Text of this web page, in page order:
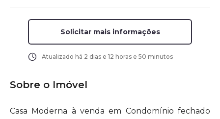
Solicitar mais informações
Atualizado há 2 dias e 12 horas e 50 minutos
Sobre o Imóvel
Casa Moderna à venda em Condomínio fechado